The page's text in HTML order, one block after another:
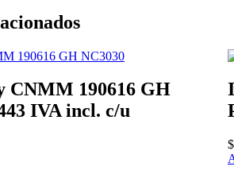
CNMM 190616 GH
IVA incl. c/u
$